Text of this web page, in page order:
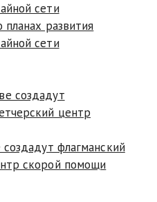
развития
сети
флагманский
скорой помощи